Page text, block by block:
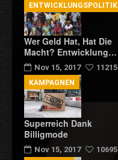
Wer Geld Hat, Hat Die
Macht? Entwicklung…
Nov 15, 2017 11215
ENTWICKLUNGSPOLITIK
Superreich Dank
Billigmode
Nov 15, 2017 10695
KAMPAGNEN